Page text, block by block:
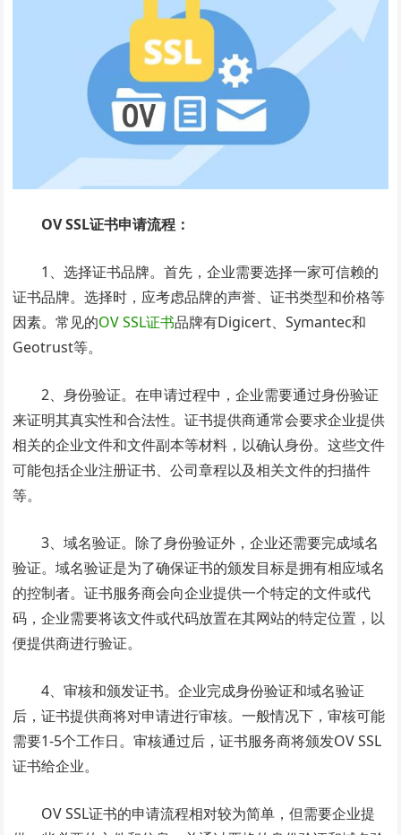
OV SSL证书申请流程：
1、选择证书品牌。首先，企业需要选择一家可信赖的
证书品牌。选择时，应考虑品牌的声誉、证书类型和价格等
因素。常见的OV SSL证书品牌有Digicert、Symantec和
Geotrust等。
2、身份验证。在申请过程中，企业需要通过身份验证
来证明其真实性和合法性。证书提供商通常会要求企业提供
相关的企业文件和文件副本等材料，以确认身份。这些文件
可能包括企业注册证书、公司章程以及相关文件的扫描件
等。
3、域名验证。除了身份验证外，企业还需要完成域名
验证。域名验证是为了确保证书的颁发目标是拥有相应域名
的控制者。证书服务商会向企业提供一个特定的文件或代
码，企业需要将该文件或代码放置在其网站的特定位置，以
便提供商进行验证。
4、审核和颁发证书。企业完成身份验证和域名验证
后，证书提供商将对申请进行审核。一般情况下，审核可能
需要1-5个工作日。审核通过后，证书服务商将颁发OV SSL
证书给企业。
OV SSL证书的申请流程相对较为简单，但需要企业提